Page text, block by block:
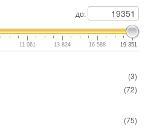
до:
11 061 13 824 16 588 19 351
(3)
(72)
(75)